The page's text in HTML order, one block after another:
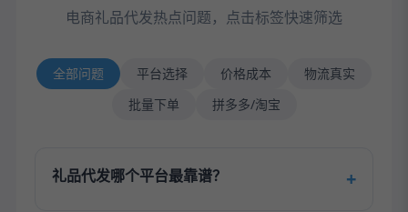
电商礼品代发热点问题，点击标签快速筛选
全部问题 平台选择 价格成本
物流真实
批量下单
拼多多/淘宝
礼品代发哪个平台最靠谱？